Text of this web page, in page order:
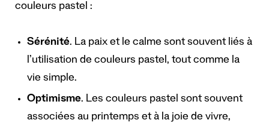
couleurs pastel :
Sérénité. La paix et le calme sont souvent liés à
l’utilisation de couleurs pastel, tout comme la
vie simple.
Optimisme. Les couleurs pastel sont souvent
associées au printemps et à la joie de vivre,